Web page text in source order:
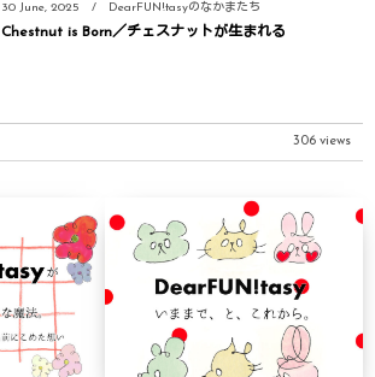
30 June, 2025 DearFUN!tasyのなかまたち
Chestnut is Born／チェスナットが生まれる
306 views